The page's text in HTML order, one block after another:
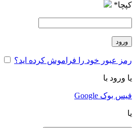
کپچا*
ورود
رمز عبور خود را فراموش کرده اید؟
یا ورود با
فیس بوک Google
یا